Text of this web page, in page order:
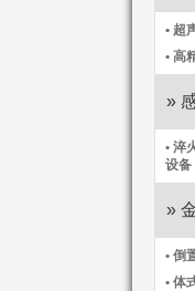
• 超
• 高
»
• 淬
设备
»
• 倒
• 体